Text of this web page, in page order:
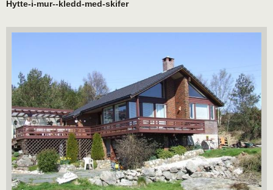
Hytte-i-mur--kledd-med-skifer